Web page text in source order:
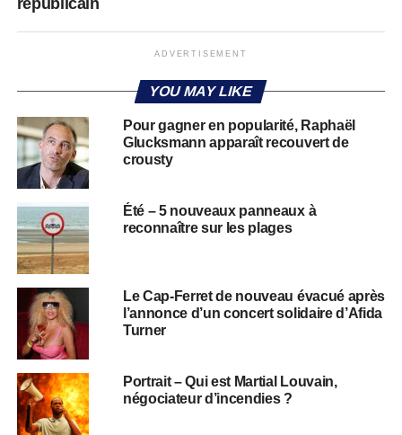
républicain
ADVERTISEMENT
YOU MAY LIKE
Pour gagner en popularité, Raphaël
Glucksmann apparaît recouvert de
crousty
Été – 5 nouveaux panneaux à
reconnaître sur les plages
Le Cap-Ferret de nouveau évacué après
l’annonce d’un concert solidaire d’Afida
Turner
Portrait – Qui est Martial Louvain,
négociateur d’incendies ?